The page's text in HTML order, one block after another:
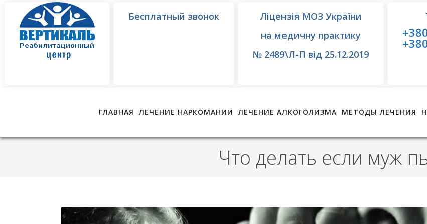
Бесплатный звонок
Ліцензія МОЗ України
на медичну практику
№ 2489\Л-П від 25.12.2019
ГЛАВНАЯ ЛЕЧЕНИЕ НАРКОМАНИИ ЛЕЧЕНИЕ АЛКОГОЛИЗМА МЕТОДЫ ЛЕЧЕНИЯ
Что делать если муж